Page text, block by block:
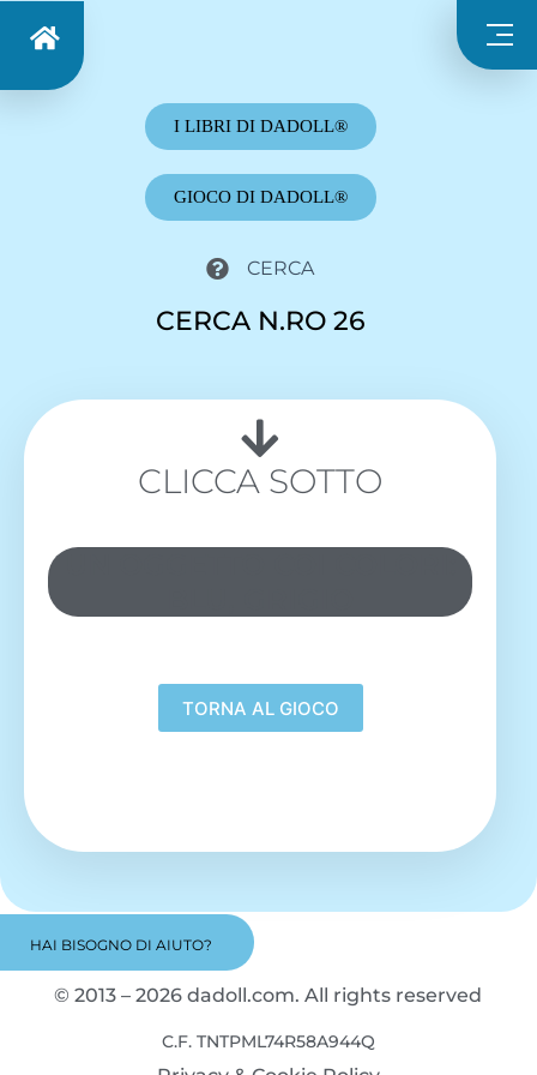
HAI BISOGNO DI AIUTO?
I LIBRI DI DADOLL®
GIOCO DI DADOLL®
CERCA
CERCA N.RO 26
CLICCA SOTTO
© 2013 – 2026 dadoll.com. All rights reserved
C.F. TNTPML74R58A944Q